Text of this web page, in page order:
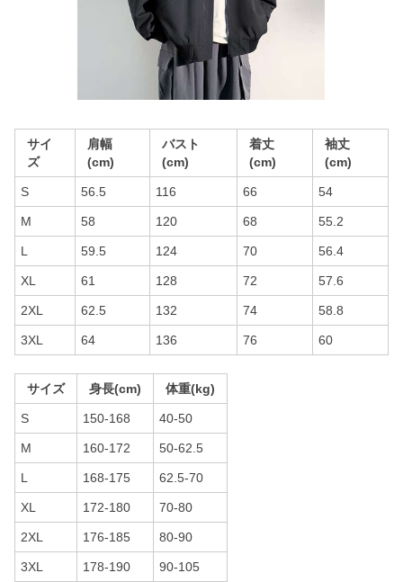
サイ
ズ
肩幅
(cm)
バスト
(cm)
着丈
(cm)
袖丈
(cm)
S 56.5 116 66 54
M 58 120 68 55.2
L 59.5 124 70 56.4
XL 61 128 72 57.6
2XL 62.5 132 74 58.8
3XL 64 136 76 60
サイズ 身長(cm) 体重(kg)
S 150-168 40-50
M 160-172 50-62.5
L 168-175 62.5-70
XL 172-180 70-80
2XL 176-185 80-90
3XL 178-190 90-105